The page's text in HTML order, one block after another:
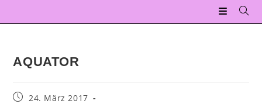
AQUATOR
24. März 2017